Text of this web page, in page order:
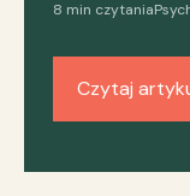
8 min czytania
Czytaj